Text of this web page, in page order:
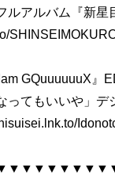
ルアルバム『新
GQuuuuuuX』
ってもいいや」